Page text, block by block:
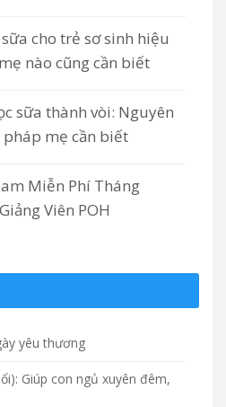
cho trẻ sơ sinh hiệu
nào cũng cần biết
sữa thành vòi: Nguyên
pháp mẹ cần biết
Miễn Phí Tháng
Viên POH
yêu thương
Giúp con ngủ xuyên đêm,